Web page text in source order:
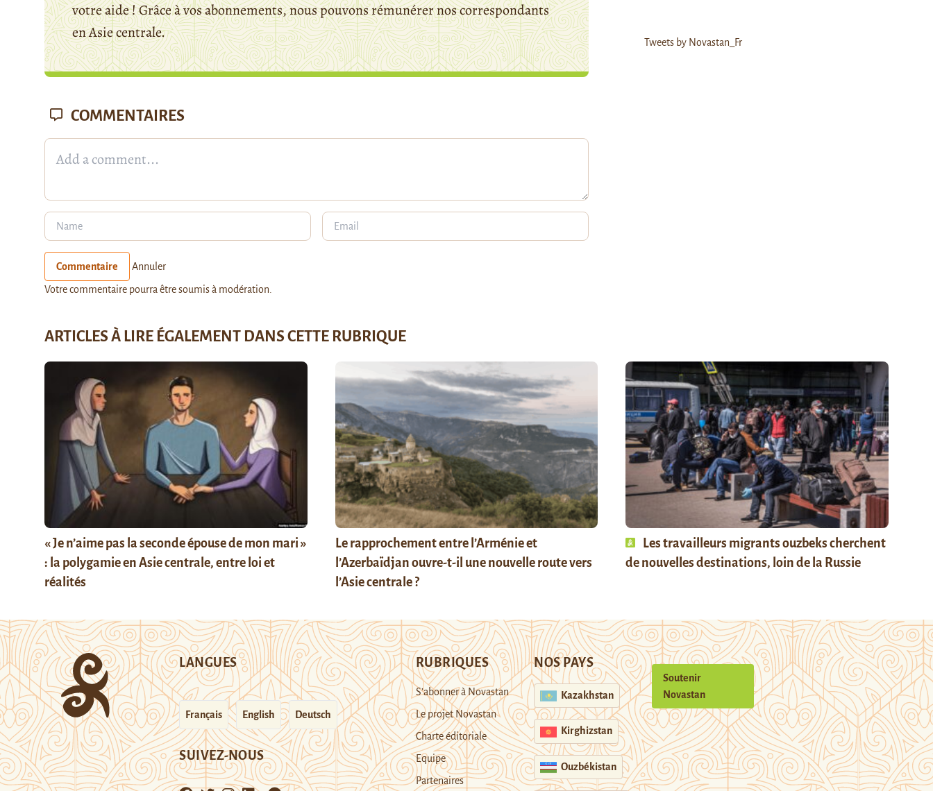
votre aide ! Grâce à vos abonnements, nous pouvons rémunérer nos correspondants
en Asie centrale.
Tweets by Novastan_Fr
COMMENTAIRES
Commentaire Annuler
Votre commentaire pourra être soumis à modération.
ARTICLES À LIRE ÉGALEMENT DANS CETTE RUBRIQUE
« Je n’aime pas la seconde épouse de mon mari »
: la polygamie en Asie centrale, entre loi et
réalités
Le rapprochement entre l’Arménie et
l’Azerbaïdjan ouvre-t-il une nouvelle route vers
l’Asie centrale ?
Les travailleurs migrants ouzbeks cherchent
de nouvelles destinations, loin de la Russie
LANGUES
Français English Deutsch
SUIVEZ-NOUS
RUBRIQUES
S’abonner à Novastan
Le projet Novastan
Charte éditoriale
Equipe
Partenaires
NOS PAYS
Kazakhstan
Kirghizstan
Ouzbékistan
Soutenir
Novastan